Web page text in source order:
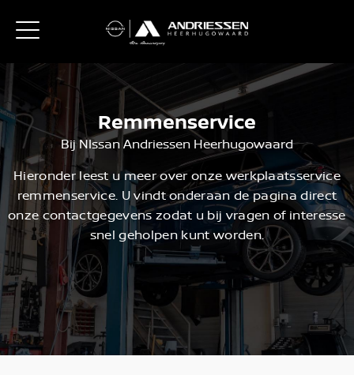
Remmenservice
Bij NIssan Andriessen Heerhugowaard
Hieronder leest u meer over onze werkplaatsservice
remmenservice. U vindt onderaan de pagina direct
onze contactgegevens zodat u bij vragen of interesse
snel geholpen kunt worden.